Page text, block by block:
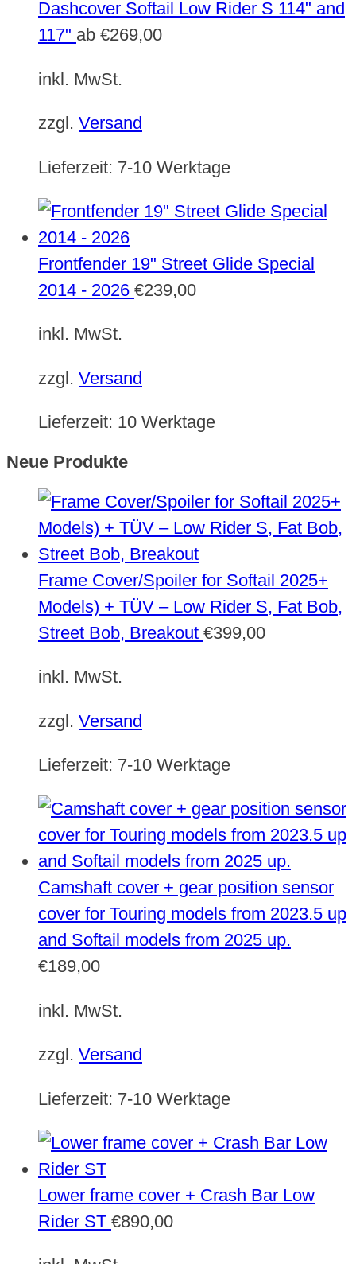
Dashcover Softail Low Rider S 114" and
117" ab €269,00
inkl. MwSt.
zzgl. Versand
Lieferzeit: 7-10 Werktage
Frontfender 19" Street Glide Special
2014 - 2026 €239,00
inkl. MwSt.
zzgl. Versand
Lieferzeit: 10 Werktage
Neue Produkte
Frame Cover/Spoiler for Softail 2025+
Models) + TÜV – Low Rider S, Fat Bob,
Street Bob, Breakout €399,00
inkl. MwSt.
zzgl. Versand
Lieferzeit: 7-10 Werktage
Camshaft cover + gear position sensor
cover for Touring models from 2023.5 up
and Softail models from 2025 up.
€189,00
inkl. MwSt.
zzgl. Versand
Lieferzeit: 7-10 Werktage
Lower frame cover + Crash Bar Low
Rider ST €890,00